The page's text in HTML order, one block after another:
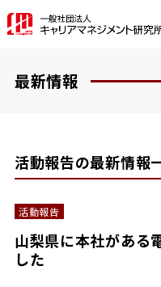
最新情報
活動報告の最新情報
活動報告
山梨県に本社がある
した